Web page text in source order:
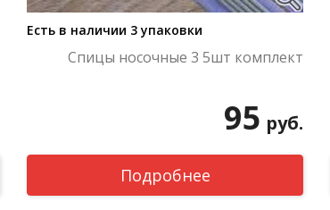
Есть в наличии 3 упаковки
Спицы носочные 3 5шт комплект
95 руб.
Подробнее